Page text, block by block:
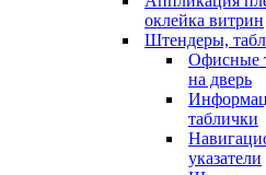
оклейка витрин
Штендеры,
Офисные
на дверь
таблички
указатели